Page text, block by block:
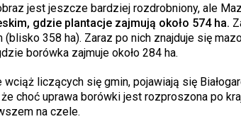
jest jeszcze bardziej rozdrobniony, ale
gdzie plantacje zajmują około 574 ha.
358 ha). Zaraz po nich znajduje się
borówka zajmuje około 284 ha.
liczących się gmin, pojawiają się
choć uprawa borówki jest rozproszona po
na czele.